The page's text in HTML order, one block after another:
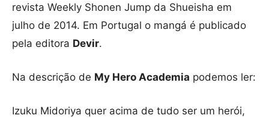
revista Weekly Shonen Jump da Shueisha em
julho de 2014. Em Portugal o mangá é publicado
pela editora Devir.
Na descrição de My Hero Academia podemos ler:
Izuku Midoriya quer acima de tudo ser um herói,